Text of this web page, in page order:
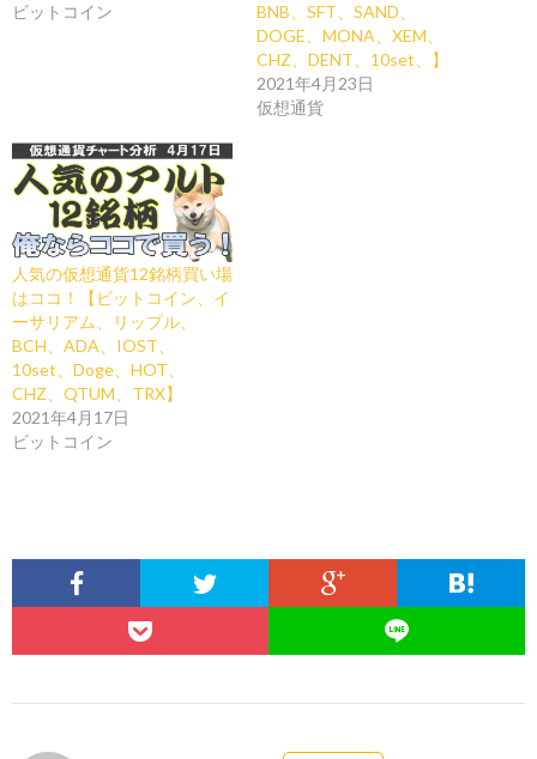
ビットコイン
BNB、SFT、SAND、
DOGE、MONA、XEM、
CHZ、DENT、10set、】
2021年4月23日
仮想通貨
人気の仮想通貨12銘柄買い場
はココ！【ビットコイン、イ
ーサリアム、リップル、
BCH、ADA、IOST、
10set、Doge、HOT、
CHZ、QTUM、TRX】
2021年4月17日
ビットコイン